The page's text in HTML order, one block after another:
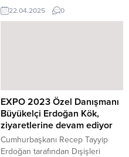
Aile” temalı bir kısa film yarışması
düzenliyor. Kahramanmaraş il
Sosyal belediyecilik anlayışı
çerçevesinde özel gereksinimli...
22.04.2025 0
EXPO 2023 Özel Danışmanı
Büyükelçi Erdoğan Kök,
ziyaretlerine devam ediyor
Cumhurbaşkanı Recep Tayyip
Erdoğan tarafından Dışişleri